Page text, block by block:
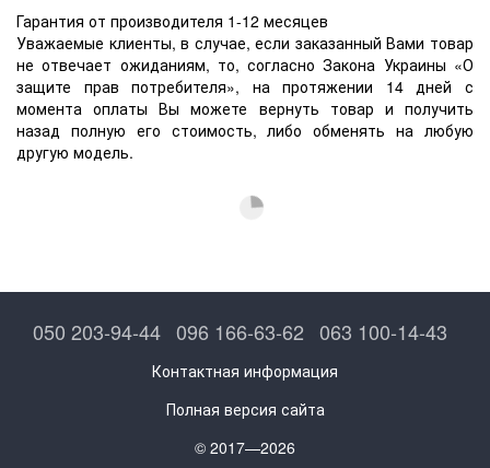
Гарантия от производителя 1-12 месяцев
Уважаемые клиенты, в случае, если заказанный Вами товар
не отвечает ожиданиям, то, согласно Закона Украины «О
защите прав потребителя», на протяжении 14 дней с
момента оплаты Вы можете вернуть товар и получить
назад полную его стоимость, либо обменять на любую
другую модель.
050 203-94-44 096 166-63-62 063 100-14-43
Контактная информация
Полная версия сайта
© 2017—2026